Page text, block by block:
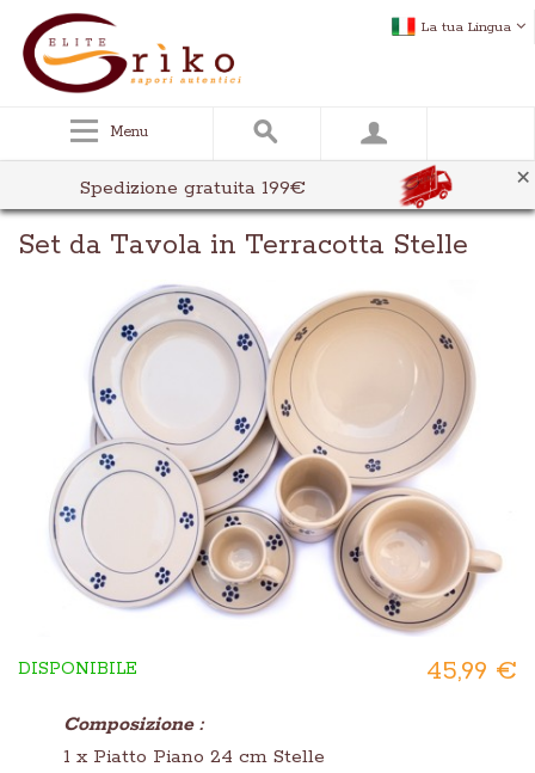
La tua Lingua
Menu
×
Spedizione gratuita 199€
Set da Tavola in Terracotta Stelle
45,99 €
DISPONIBILE
Composizione :
1 x Piatto Piano 24 cm Stelle